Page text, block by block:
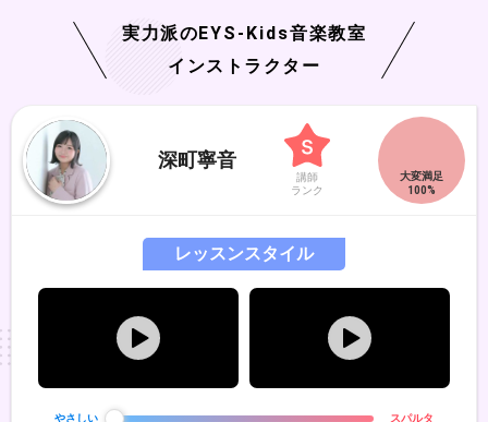
実力派の EYS-Kids音楽教室
インストラクター
深町寧音
講師
ランク
レッスンスタイル
やさしい スパルタ